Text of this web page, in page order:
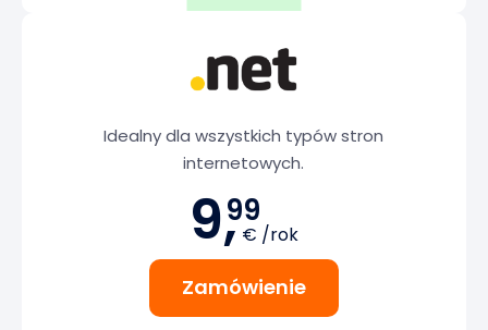
Idealny dla wszystkich typów stron
internetowych.
9,99
€ /rok
Zamówienie